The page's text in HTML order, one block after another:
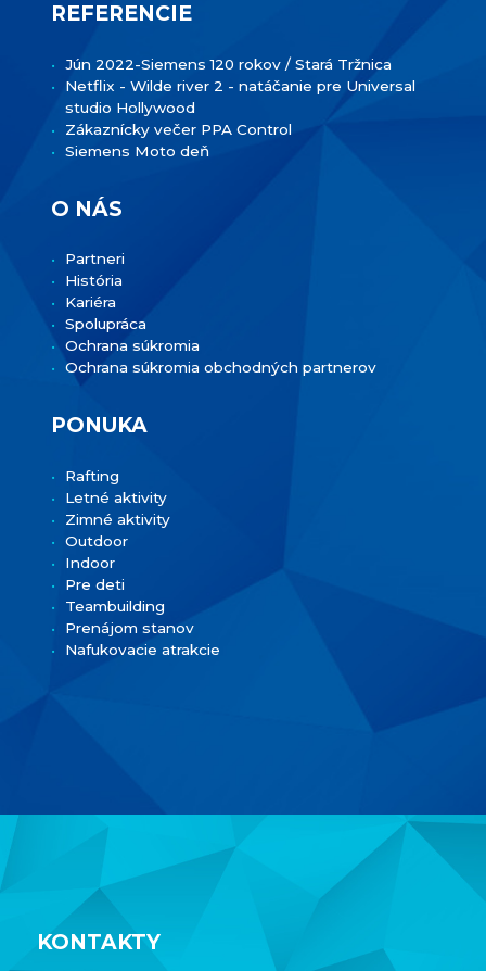
KONTAKTY
REFERENCIE
Jún 2022-Siemens 120 rokov / Stará Tržnica
Netflix - Wilde river 2 - natáčanie pre Universal
studio Hollywood
Zákaznícky večer PPA Control
Siemens Moto deň
O NÁS
Partneri
História
Kariéra
Spolupráca
Ochrana súkromia
Ochrana súkromia obchodných partnerov
PONUKA
Rafting
Letné aktivity
Zimné aktivity
Outdoor
Indoor
Pre deti
Teambuilding
Prenájom stanov
Nafukovacie atrakcie